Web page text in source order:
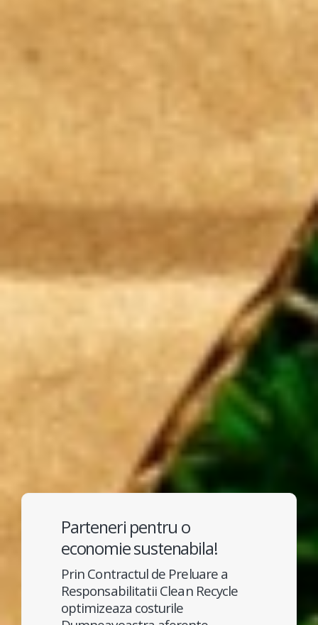
Parteneri pentru o
economie sustenabila!
Prin Contractul de Preluare a
Responsabilitatii Clean Recycle
optimizeaza costurile